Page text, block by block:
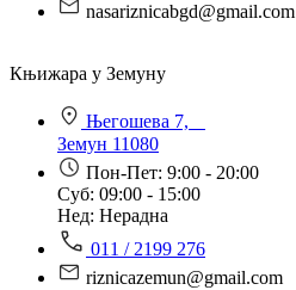
nasariznicabgd@gmail.com
Књижара у Земуну
Његошева 7,
Земун 11080
Пон-Пет: 9:00 - 20:00
Суб: 09:00 - 15:00
Нед: Нерадна
011 / 2199 276
riznicazemun@gmail.com